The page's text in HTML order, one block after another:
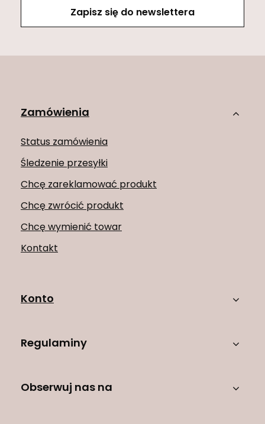
Zapisz się do newslettera
Zamówienia
Status zamówienia
Śledzenie przesyłki
Chcę zareklamować produkt
Chcę zwrócić produkt
Chcę wymienić towar
Kontakt
Konto
Regulaminy
Obserwuj nas na